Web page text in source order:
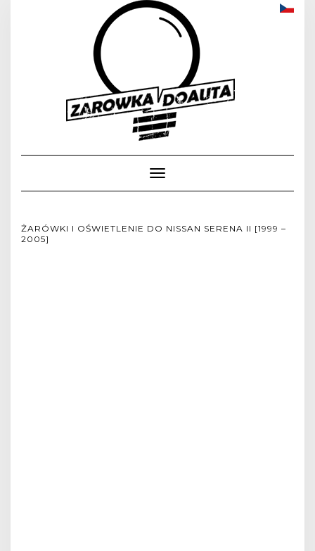
Toggle
Navigation
ŻARÓWKI I OŚWIETLENIE DO NISSAN SERENA II [1999 –
2005]